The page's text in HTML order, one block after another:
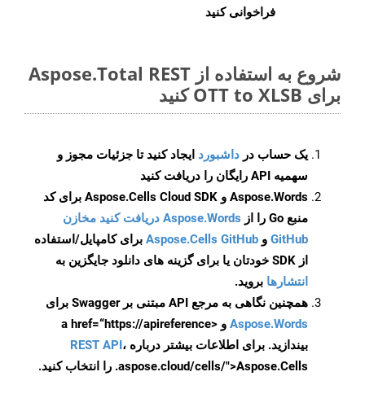
فراخوانی کنید
شروع به استفاده از Aspose.Total REST
برای OTT to XLSB کنید
یک حساب در داشبورد ایجاد کنید تا جزئیات مجوز و
سهمیه API رایگان را دریافت کنید
Aspose.Words و Aspose.Cells Cloud SDK برای کد
منبع Go را از
Aspose.Words دریافت کنید مخازن
GitHub و Aspose.Cells GitHub برای کامپایل/استفاده
از SDK خودتان یا برای گزینه های دانلود جایگزین به
انتشارها بروید.
همچنین نگاهی به مرجع API مبتنی بر Swagger برای
Aspose.Words
و <a href=“https://apireference
بیندازید. برای اطلاعات بیشتر درباره REST API،
.aspose.cloud/cells/">Aspose.Cells را انتخاب کنید.